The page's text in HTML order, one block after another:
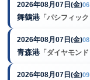
2026年08月07日(金)
舞鶴港 「パシフィッ
2026年08月07日(金)
青森港 「ダイヤモン
2026年08月07日(金)